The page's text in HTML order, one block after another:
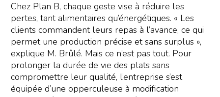
Chez Plan B, chaque geste vise à réduire les
pertes, tant alimentaires qu’énergétiques. « Les
clients commandent leurs repas à l’avance, ce qui
permet une production précise et sans surplus »,
explique M. Brûlé. Mais ce n’est pas tout. Pour
prolonger la durée de vie des plats sans
compromettre leur qualité, l’entreprise s’est
équipée d’une opperculeuse à modification